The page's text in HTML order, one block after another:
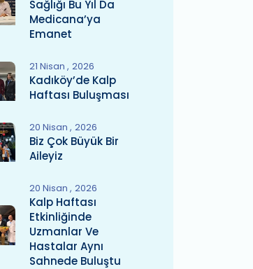
Sağlığı Bu Yıl Da
Medicana’ya
Emanet
21 Nisan 2026
Kadıköy’de Kalp
Haftası Buluşması
20 Nisan 2026
Biz Çok Büyük Bir
Aileyiz
20 Nisan 2026
Kalp Haftası
Etkinliğinde
Uzmanlar Ve
Hastalar Aynı
Sahnede Buluştu